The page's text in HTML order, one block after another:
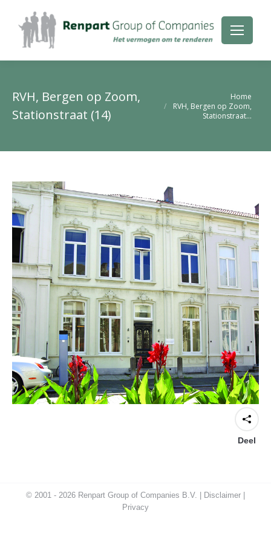
RVH, Bergen op Zoom,
Stationstraat (14)
Home
RVH, Bergen op Zoom,
Stationstraat…
Deel
© 2001 - 2026 Renpart Group of Companies B.V. | Disclaimer
Privacy